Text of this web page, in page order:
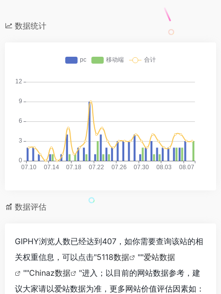
数据统计
数据评估
GIPHY浏览人数已经达到407，如你需要查询该站的相
关权重信息，可以点击"5118数据 ""爱站数据
""Chinaz数据
"进入；以目前的网站数据参考，建
议大家请以爱站数据为准，更多网站价值评估因素如：